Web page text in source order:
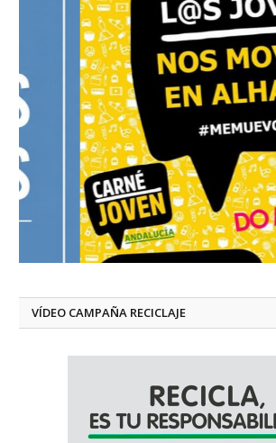
VÍDEO CAMPAÑA RECICLAJE